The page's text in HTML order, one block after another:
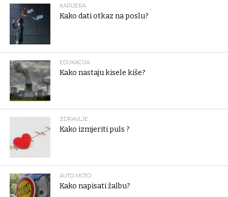
KARIJERA
Kako dati otkaz na poslu?
EDUKACIJA
Kako nastaju kisele kiše?
ZDRAVLJE
Kako izmjeriti puls ?
AUTO MOTO
Kako napisati žalbu?